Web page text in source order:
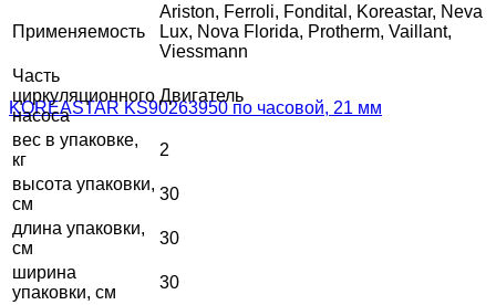
Применяемость
Ariston, Ferroli, Fondital, Koreastar, Neva
Lux, Nova Florida, Protherm, Vaillant,
Viessmann
Часть
циркуляционного
насоса
Двигатель
вес в упаковке,
кг
2
высота упаковки,
см
30
длина упаковки,
см
30
ширина
упаковки, см
30